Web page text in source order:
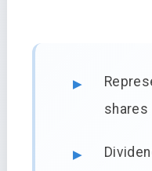
shares